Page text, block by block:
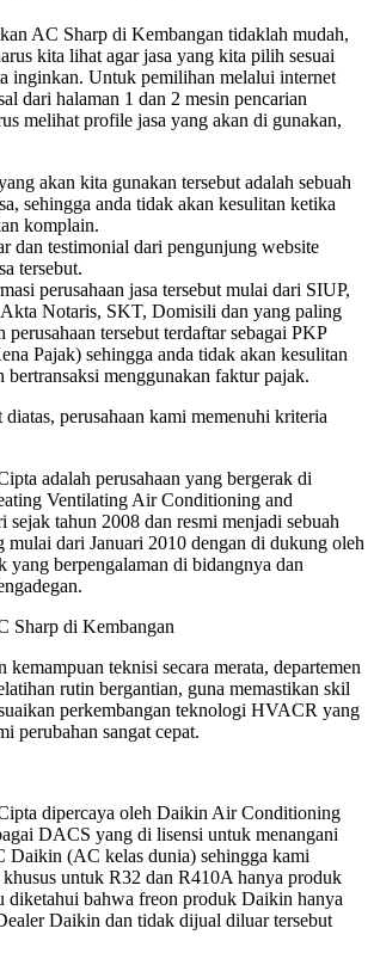
AC Sharp di Kembangan tidaklah mudah,
kita lihat agar jasa yang kita pilih sesuai
inginkan. Untuk pemilihan melalui internet
dari halaman 1 dan 2 mesin pencarian
melihat profile jasa yang akan di gunakan,
akan kita gunakan tersebut adalah sebuah
sehingga anda tidak akan kesulitan ketika
komplain.
dan testimonial dari pengunjung website
tersebut.
perusahaan jasa tersebut mulai dari SIUP,
Notaris, SKT, Domisili dan yang paling
perusahaan tersebut terdaftar sebagai PKP
Pajak) sehingga anda tidak akan kesulitan
bertransaksi menggunakan faktur pajak.
perusahaan kami memenuhi kriteria
adalah perusahaan yang bergerak di
Ventilating Air Conditioning and
tahun 2008 dan resmi menjadi sebuah
mulai dari Januari 2010 dengan di dukung oleh
yang berpengalaman di bidangnya dan
teknisi secara merata, departemen
rutin bergantian, guna memastikan skil
perkembangan teknologi HVACR yang
perubahan sangat cepat.
dipercaya oleh Daikin Air Conditioning
DACS yang di lisensi untuk menangani
Daikin (AC kelas dunia) sehingga kami
untuk R32 dan R410A hanya produk
bahwa freon produk Daikin hanya
Daikin dan tidak dijual diluar tersebut